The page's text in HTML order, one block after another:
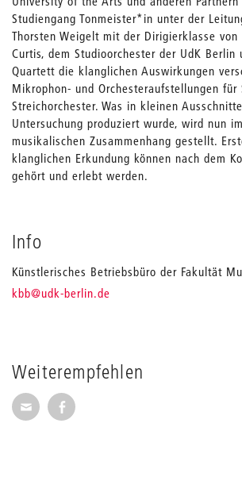
Weiterempfehlen
Seite per E-Mail weiterempfehlen
Seite auf Facebook
Studiengang Tonmeister*in unter der
Thorsten Weigelt mit der Dirigierklasse von
Curtis, dem Studioorchester der UdK Berlin
Quartett die klanglichen Auswirkungen
Mikrophon- und Orchesteraufstellungen
Streichorchester. Was in kleinen
Untersuchung produziert wurde, wird nun
musikalischen Zusammenhang gestellt.
klanglichen Erkundung können nach dem
gehört und erlebt werden.
Info
Künstlerisches Betriebsbüro der Fakultät
kbb_
@udk-berlin.de